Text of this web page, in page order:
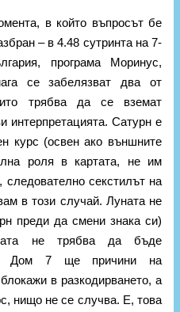
в който въпросът бе
– в 4.48 сутринта на 7-
програма Моринус,
се забелязват два от
трябва да се вземат
интерпретацията. Сатурн е
курс (освен ако външните
роля в картата, не им
секстилът на
в този случай. Луната не
преди да смени знака си)
не трябва да бъде
в Дом 7 ще причини на
в разкодирването, а
нищо не се случва. Е, това